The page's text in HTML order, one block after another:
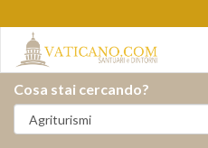
Cosa stai cercando?